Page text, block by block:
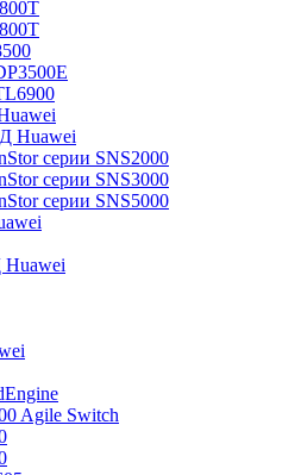
Huawei
серии SNS2000
серии SNS3000
серии SNS5000
Agile Switch